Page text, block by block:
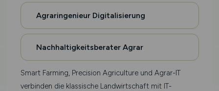
Agraringenieur Digitalisierung
Nachhaltigkeitsberater Agrar
Smart Farming, Precision Agriculture und Agrar-IT
verbinden die klassische Landwirtschaft mit IT-